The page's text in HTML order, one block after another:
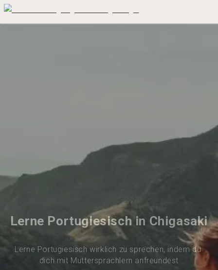
Lerne Portugiesisch in Chigasaki
Lerne Portugiesisch wirklich zu sprechen, indem du
dich mit Muttersprachlern anfreundest